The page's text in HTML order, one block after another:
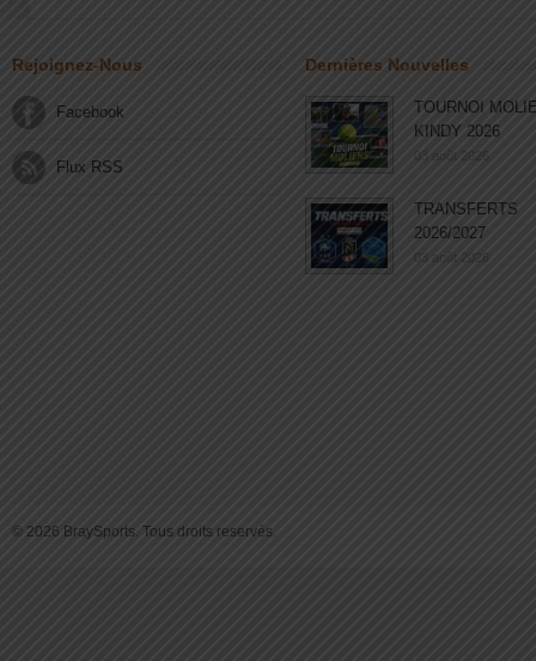
Rejoignez-Nous
Facebook
Flux RSS
Dernières Nouvelles
TOURNOI
KINDY 2026
03 août 2026
TRANSFERTS
2026/2027
03 août 2026
© 2026 BraySports. Tous droits reservés.